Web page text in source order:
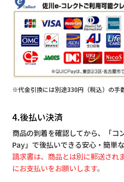
※代金引換には別途330円（税込）の手
4.後払い決済
商品の到着を確認してから、「コ
Pay」で後払いできる安心・簡単な
請求書は、商品とは別に郵送され
にお支払いをお願いします。